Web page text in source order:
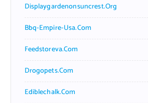
Displaygardenonsuncrest.org
Bbq-Empire-Usa.com
Feedstoreva.com
Drogopets.com
Ediblechalk.com